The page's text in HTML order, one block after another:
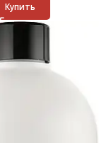
Купить